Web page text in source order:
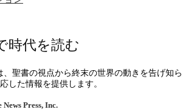
時代を読む
、聖書の視点から終末の世界の動きを告げ知ら
した情報を提供します。
Press, Inc.